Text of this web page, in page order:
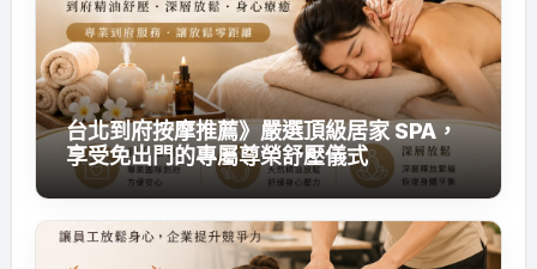
台北到府按摩推薦》嚴選頂級居家 SPA，
享受免出門的專屬尊榮舒壓儀式